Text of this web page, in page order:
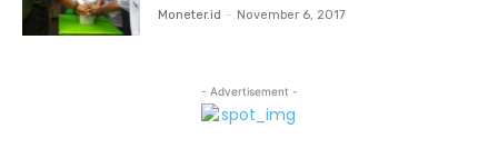
Moneter.id - November 6, 2017
- Advertisement -